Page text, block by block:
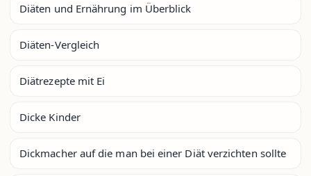
Diäten und Ernährung im Überblick
Diäten-Vergleich
Diätrezepte mit Ei
Dicke Kinder
Dickmacher auf die man bei einer Diät verzichten sollte